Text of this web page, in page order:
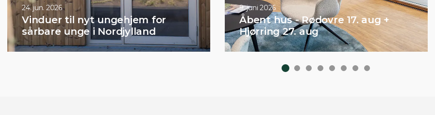
for
9. juni 2026
Åbent hus - Rødovre 17. aug +
Hjørring 27. aug
8. maj 2026
Ny opdateret EPD -
træ/træ-vindue.